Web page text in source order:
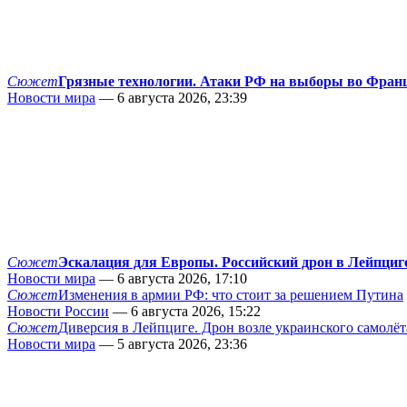
СюжетГрязные технологии. Атаки РФ на выборы во
Новости мира — 6 августа 2026, 23:39
СюжетЭскалация для Европы. Российский дрон в
Новости мира — 6 августа 2026, 17:10
СюжетИзменения в армии РФ: что стоит за решением Путина
Новости России — 6 августа 2026, 15:22
СюжетДиверсия в Лейпциге. Дрон возле украинского
Новости мира — 5 августа 2026, 23:36